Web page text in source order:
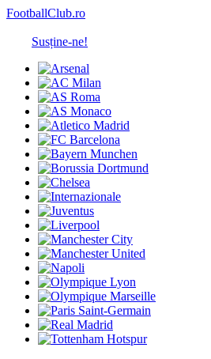
FootballClub.ro
Susține-ne!